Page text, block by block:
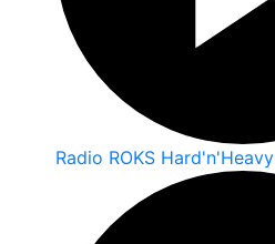
Radio ROKS Hard'n'Heavy